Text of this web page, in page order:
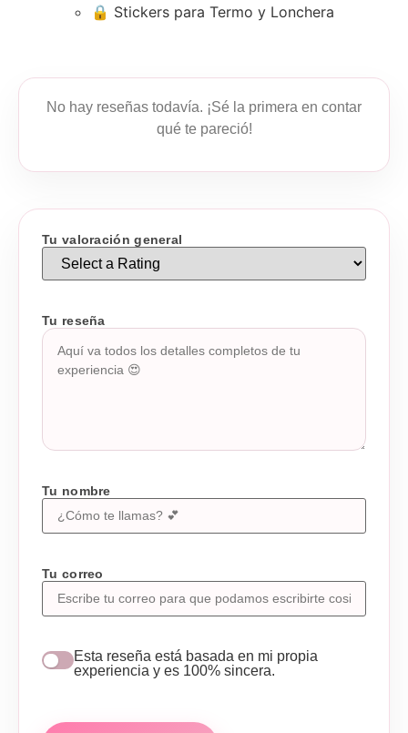
🔒 Stickers para Termo y Lonchera
No hay reseñas todavía. ¡Sé la primera en contar
qué te pareció!
Tu valoración general
Tu reseña
Tu nombre
Tu correo
Esta reseña está basada en mi propia
experiencia y es 100% sincera.